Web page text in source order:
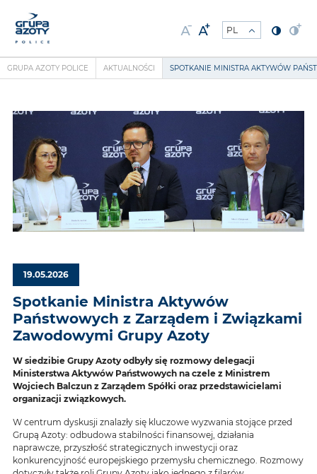
GRUPA AZOTY POLICE AKTUALNOŚCI SPOTKANIE MINISTRA AKTYWÓW
19.05.2026
Spotkanie Ministra Aktywów
Państwowych z Zarządem i Związkami
Zawodowymi Grupy Azoty
W siedzibie Grupy Azoty odbyły się rozmowy delegacji
Ministerstwa Aktywów Państwowych na czele z Ministrem
Wojciech Balczun z Zarządem Spółki oraz przedstawicielami
organizacji związkowych.
W centrum dyskusji znalazły się kluczowe wyzwania stojące przed
Grupą Azoty: odbudowa stabilności finansowej, działania
naprawcze, przyszłość strategicznych inwestycji oraz
konkurencyjność europejskiego przemysłu chemicznego. Rozmowy